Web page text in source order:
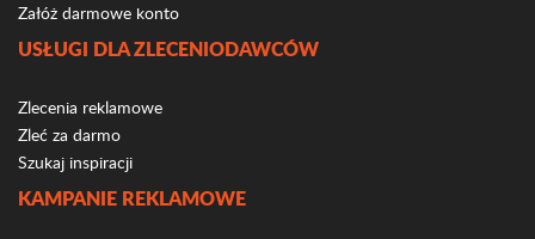
Załóż darmowe konto
USŁUGI DLA ZLECENIODAWCÓW
Zlecenia reklamowe
Zleć za darmo
Szukaj inspiracji
KAMPANIE REKLAMOWE